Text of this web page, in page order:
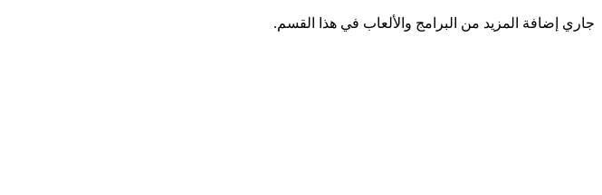
جاري إضافة المزيد من البرامج والألعاب في هذا القسم.